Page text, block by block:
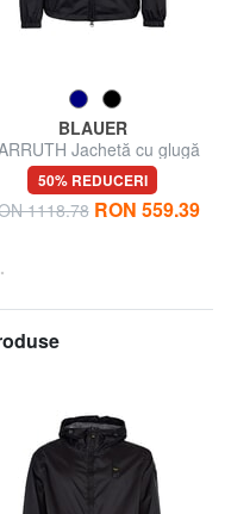
BLAUER
Jachetă cu glugă
50% REDUCERI
1118.78 RON 559.39